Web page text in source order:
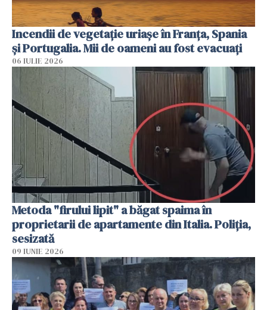
Incendii de vegetație uriașe în Franța, Spania
și Portugalia. Mii de oameni au fost evacuați
06 IULIE 2026
Metoda "firului lipit" a băgat spaima în
proprietarii de apartamente din Italia. Poliția,
sesizată
09 IUNIE 2026